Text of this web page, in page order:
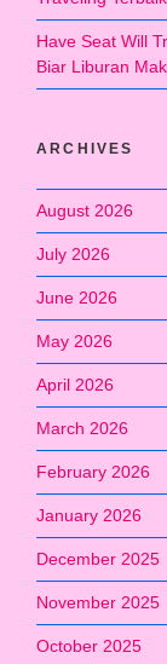
Have Seat Will
Biar Liburan
ARCHIVES
August 2026
July 2026
June 2026
May 2026
April 2026
March 2026
February 2026
January 2026
December 2025
November 2025
October 2025